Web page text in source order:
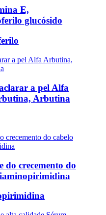
E,
glucósido
a pel Alfa
Arbutina
do crecemento do